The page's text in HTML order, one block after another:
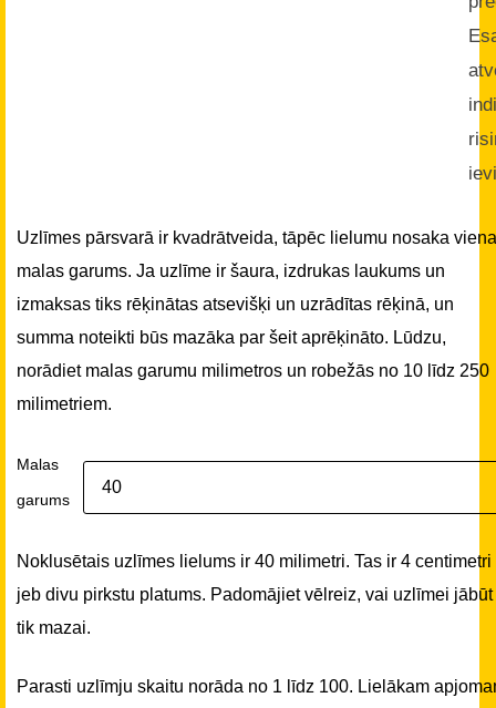
Uzlīmes pārsvarā ir kvadrātveida, tāpēc lielumu nosaka
malas garums. Ja uzlīme ir šaura, izdrukas laukums un
izmaksas tiks rēķinātas atsevišķi un uzrādītas rēķinā, un
summa noteikti būs mazāka par šeit aprēķināto. Lūdzu,
norādiet malas garumu milimetros un robežās no 10 līdz 250
milimetriem.
Malas
garums
Noklusētais uzlīmes lielums ir 40 milimetri. Tas ir 4 centimetri
jeb divu pirkstu platums. Padomājiet vēlreiz, vai uzlīmei jābūt
tik mazai.
Parasti uzlīmju skaitu norāda no 1 līdz 100. Lielākam